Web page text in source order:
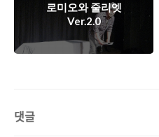
로미오와 줄리엣
Ver.2.0
댓글